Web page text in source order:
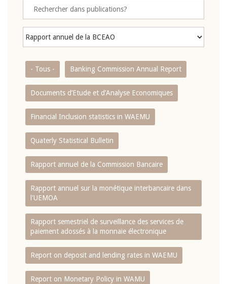
- Tous - Banking Commission Annual Report
Documents d’Etude et d’Analyse Economiques
Financial Inclusion statistics in WAEMU
Quaterly Statistical Bulletin
Rapport annuel de la Commission Bancaire
Rapport annuel sur la monétique interbancaire dans
l'UEMOA
Rapport semestriel de surveillance des services de
paiement adossés à la monnaie électronique
Report on deposit and lending rates in WAEMU
Report on Monetary Policy in WAMU